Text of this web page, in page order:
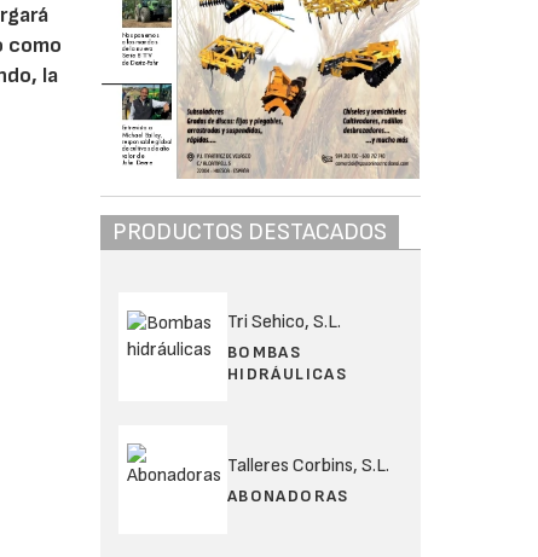
como
la
PRODUCTOS DESTACADOS
Tri Sehico, S.L.
BOMBAS
HIDRÁULICAS
Talleres Corbins, S.L.
ABONADORAS